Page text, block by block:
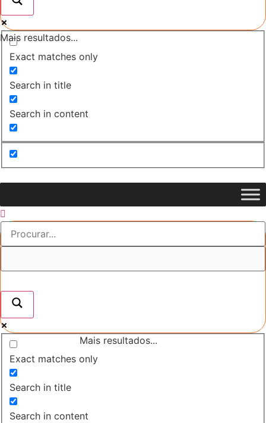
Mais resultados...
Exact matches only
Search in title
Search in content
Mais resultados...
Exact matches only
Search in title
Search in content